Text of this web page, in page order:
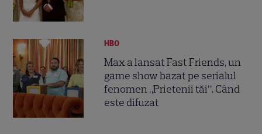
HBO
Max a lansat Fast Friends, un
game show bazat pe serialul
fenomen „Prietenii tăi”. Când
este difuzat